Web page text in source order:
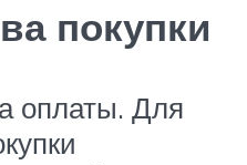
покупки
оплаты. Для